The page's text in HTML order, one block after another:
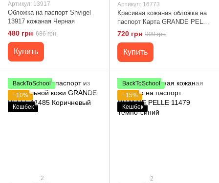
Артикул: 13917
Обложка на паспорт Shvigel
13917 кожаная Черная
480 грн 686 грн
Купить
Артикул: 16773
Красивая кожаная обложка на
паспорт Карта GRANDE PELLE
16773 Черная
720 грн 900 грн
Купить
BackToSchool
−10%
Кешбек
2
BackToSchool
−15%
Кешбек
2